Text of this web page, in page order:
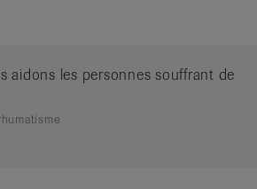
aidons les personnes souffrant de